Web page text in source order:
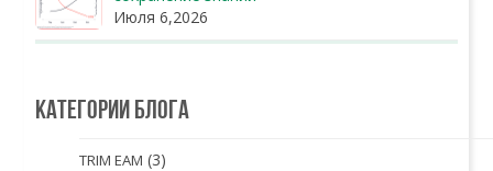
Июля 6,2026
Категории блога
TRIM EAM (3)